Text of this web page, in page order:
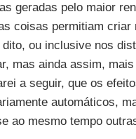
geradas pelo maior
coisas permitiam criar
ou inclusive nos
mas ainda assim,
a seguir, que os
automáticos,
ao mesmo tempo